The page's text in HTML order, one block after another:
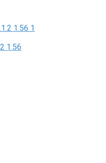
1.56